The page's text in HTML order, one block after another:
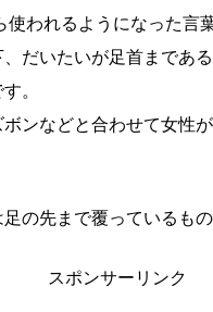
使われるようになった言
だいたいが足首まであ
。
ボンなどと合わせて女性
足の先まで覆っているも
スポンサーリンク